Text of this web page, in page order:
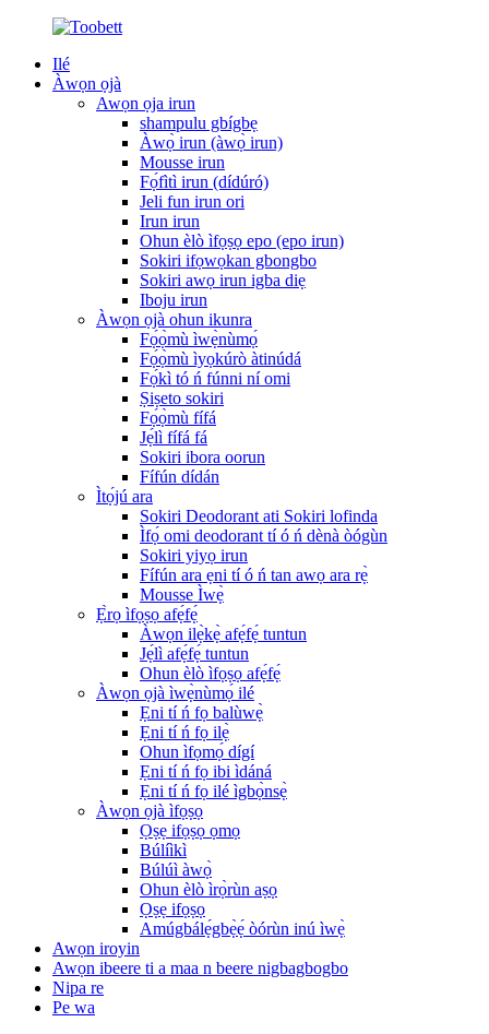
Ilé
Àwọn ọjà
Awọn ọja irun
shampulu gbígbẹ
Àwọ̀ irun (àwọ̀ irun)
Mousse irun
Fọ́fìtì irun (dídúró)
Jeli fun irun ori
Irun irun
Ohun èlò ìfọṣọ epo (epo irun)
Sokiri ifọwọkan gbongbo
Sokiri awọ irun igba diẹ
Iboju irun
Àwọn ọjà ohun ikunra
Fọ́ọ̀mù ìwẹ̀nùmọ́
Fọ́ọ̀mù ìyọkúrò àtinúdá
Fọ́kì tó ń fúnni ní omi
Ṣiṣeto sokiri
Fọ́ọ̀mù fífá
Jẹ́lì fífá fá
Sokiri ibora oorun
Fífún dídán
Ìtọ́jú ara
Sokiri Deodorant ati Sokiri lofinda
Ìfọ́ omi deodorant tí ó ń dènà òógùn
Sokiri yiyọ irun
Fífún ara ẹni tí ó ń tan awọ ara rẹ̀
Mousse Ìwẹ̀
Ẹ̀rọ ìfọṣọ afẹ́fẹ́
Àwọn ilẹ̀kẹ̀ afẹ́fẹ́ tuntun
Jẹ́lì afẹ́fẹ́ tuntun
Ohun èlò ìfọṣọ afẹ́fẹ́
Àwọn ọjà ìwẹ̀nùmọ́ ilé
Ẹni tí ń fọ balùwẹ̀
Ẹni tí ń fọ ilẹ̀
Ohun ìfọmọ́ dígí
Ẹni tí ń fọ ibi ìdáná
Ẹni tí ń fọ ilé ìgbọ̀nsẹ̀
Àwọn ọjà ìfọṣọ
Ọṣẹ ifọṣọ ọmọ
Búlíìkì
Búlúì àwọ̀
Ohun èlò ìrọ̀rùn aṣọ
Ọṣẹ ifọṣọ
Amúgbálẹ́gbẹ̀ẹ́ òórùn inú ìwẹ̀
Awọn iroyin
Awọn ibeere ti a maa n beere nigbagbogbo
Nipa re
Pe wa